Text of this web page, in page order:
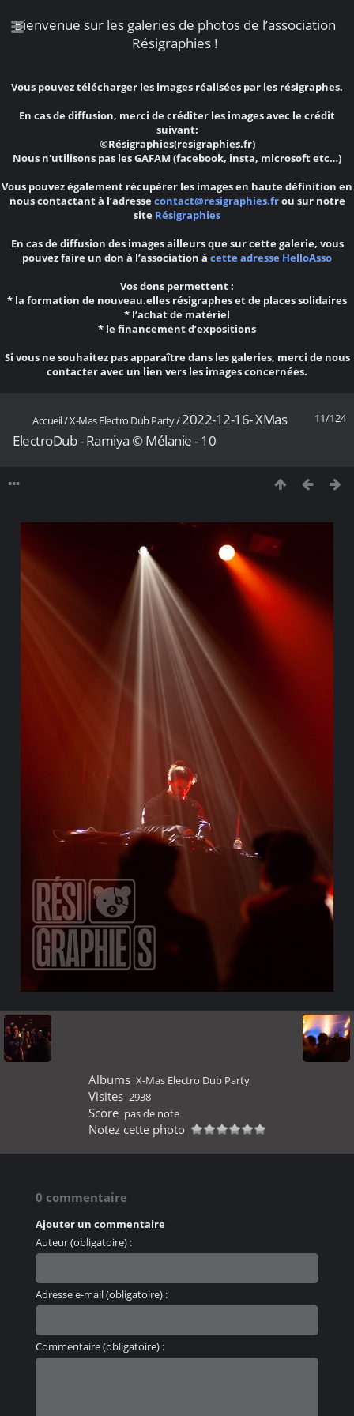
Bienvenue sur les galeries de photos de l’association
Résigraphies !
Vous pouvez télécharger les images réalisées par les résigraphes.
En cas de diffusion, merci de créditer les images avec le crédit
suivant:
©Résigraphies(resigraphies.fr)
Nous n'utilisons pas les GAFAM (facebook, insta, microsoft etc…)
Vous pouvez également récupérer les images en haute définition en
nous contactant à l’adresse contact@resigraphies.frou sur notre
site Résigraphies
En cas de diffusion des images ailleurs que sur cette galerie, vous
pouvez faire un don à l’association à cette adresse HelloAsso
Vos dons permettent :
* la formation de nouveau.elles résigraphes et de places solidaires
* l’achat de matériel
* le financement d’expositions
Si vous ne souhaitez pas apparaître dans les galeries, merci de nous
contacter avec un lien vers les images concernées.
11/124
Accueil/X-Mas Electro Dub Party/2022-12-16- XMas
ElectroDub - Ramiya © Mélanie - 10
Albums X-Mas Electro Dub Party
Visites 2938
Score pas de note
Notez cette photo
0 commentaire
Ajouter un commentaire
Auteur (obligatoire) :
Adresse e-mail (obligatoire) :
Commentaire (obligatoire) :